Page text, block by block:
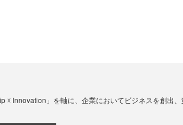
☓ Innovation」を軸に、企業においてビジネスを創出